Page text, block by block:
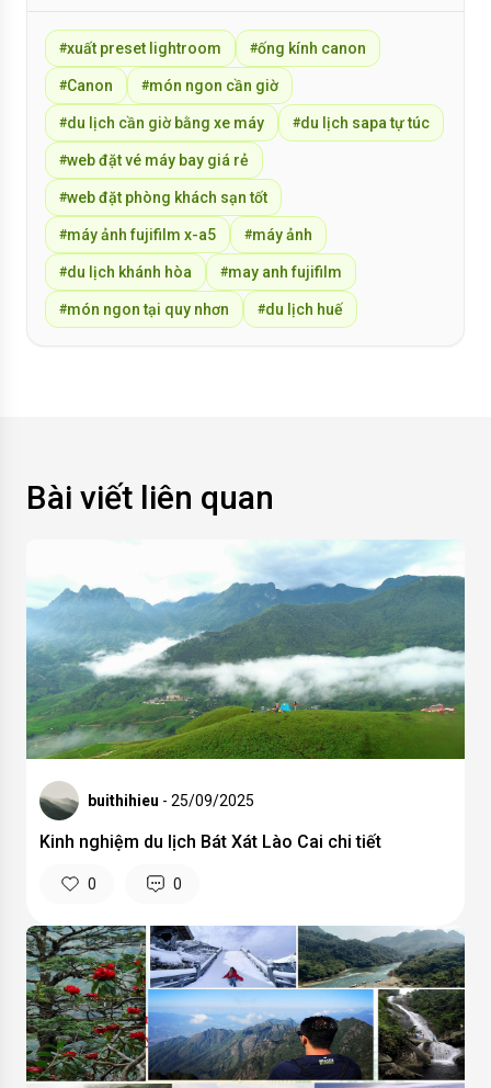
#xuất preset lightroom #ống kính canon
#Canon #món ngon cần giờ
#du lịch cần giờ bằng xe máy #du lịch sapa tự túc
#web đặt vé máy bay giá rẻ
#web đặt phòng khách sạn tốt
#máy ảnh fujifilm x-a5 #máy ảnh
#du lịch khánh hòa #may anh fujifilm
#món ngon tại quy nhơn #du lịch huế
Bài viết liên quan
buithihieu - 25/09/2025
Kinh nghiệm du lịch Bát Xát Lào Cai chi tiết
0 0